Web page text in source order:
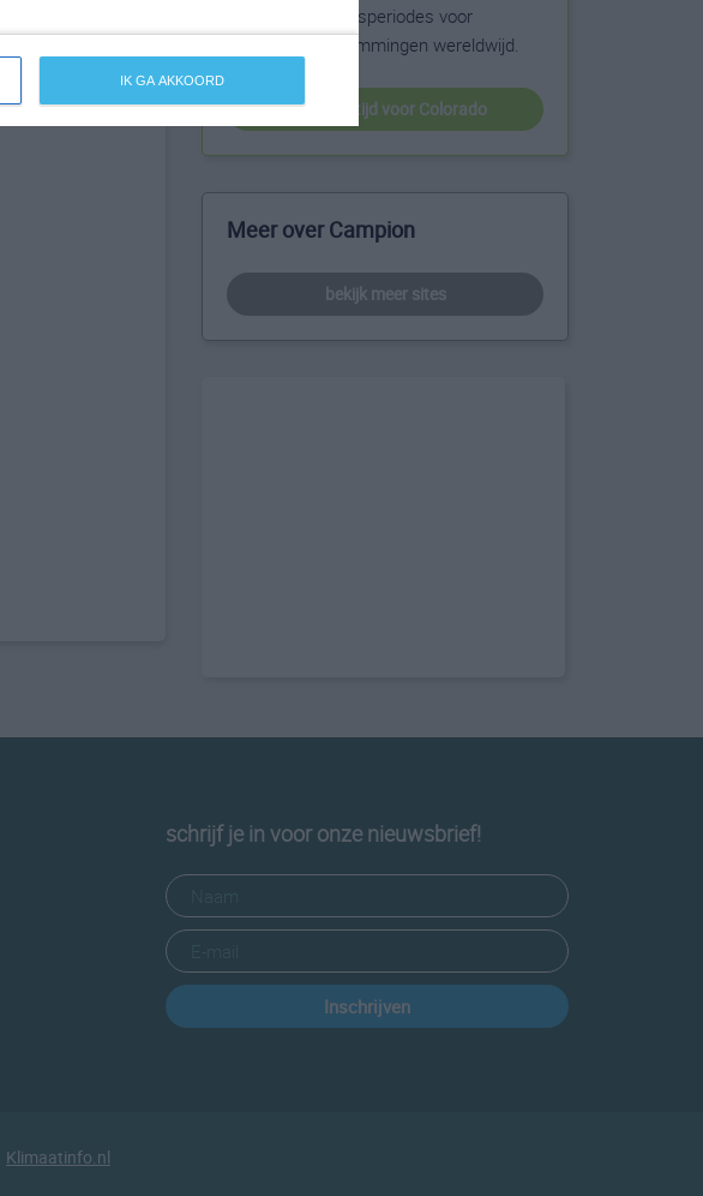
IK GA AKKOORD
over de beste reisperiodes voor
duizenden bestemmingen wereldwijd.
beste reistijd voor Colorado
Meer over Campion
bekijk meer sites
schrijf je in voor onze nieuwsbrief!
Inschrijven
Klimaatinfo.nl